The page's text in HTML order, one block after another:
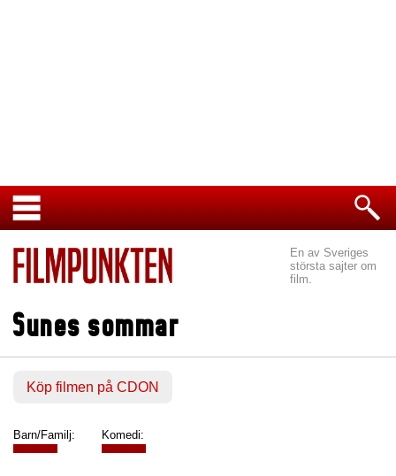
En av Sveriges
största sajter om
film.
Sunes sommar
Köp filmen på CDON
Barn/Familj: Komedi: